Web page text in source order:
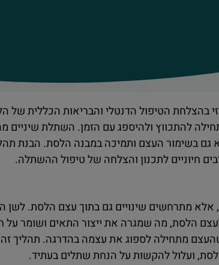
בהצלחת הטיפול הדנטלי והבריאות הכללית
להתכווץ ולהיספג עם הזמן. השתלת שיניים
גם בשימור העצם ותמיכה במבנה הלסת. הבנת
חיוניים לתכנון והצלחה של טיפול ההשתלה.
אלא מתרחשים שינויים גם בתוך עצם הלסת.
הלסת, מה שמגרה את ייצור התאים ושומר
מתחילה לספוג את עצמה בהדרגה. תהליך
ועלול להקשות על הנחת שתלים בעתיד.